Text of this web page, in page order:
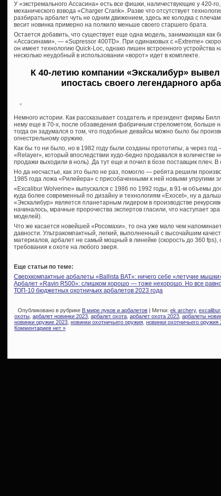
У «экстремального Ассасина» есть все фишки, наличествующие у 420-
механического взвода «Charger Crank». Разве что отсутствует
разбирать арбалет чуть не одним движением, здесь же колодка с
весит новинка примерно на полкило меньше своего старшего брата.
Остается добавить, что существует еще одна модель, занимающая
«Ассасинами», — «Supressor 400TD». При одинаковых с «Extreme»
он имеет технологию Quick-Loc, однако лишен встроенного
несколько неудобный в использовании «ворот» идет в комплекте.
К 40-летию компании «Экскалибур»
ипостась своего легендарного
Немного истории. Как рассказывает создатель и президент фирмы
нему еще в 70-х, после обзаведения фабричным стрелометом, больше
тогда он задумался о том, что подобные девайсы можно было бы
огнестрельному оружию.
Как бы то ни было, но в 1982 году были созданы прототипы, а через
«Relayer», который впоследствии худо-бедно продавался в количестве
продажи выходили в ноль). Да тут еще и почил в бозе поставщик плеч.
Но да несчастье, как это было не раз, помогло — ребята решили
1985 года ложа «Рилейера» с присобаченными к ней новыми упругими
«Excalibur Wolverine» выпускался с 1986 по 1992 годы, в 91-м объемы
куда более современный по дизайну и технологиям «Exocet», ну а
«Экскалибур» является планетарным лидером в производстве
начиналось, мрачные пророчества экспертов гласили, что наступает
моделей).
Что же касается новейшей «Росомахи», то она уже мало чем
давности. Ультракомпактный, легкий, выполненный с высочайшим
материалов, арбалет не самый мощный в линейке (скорость до 360 fps),
требования к охоте на любого зверя.
Еще статьи по теме:
Сверхкомпактные арбалеты «Ballista BAT»: ничего себе «летучие
Арбалет «Ravin R500»: слишком хорошо — тоже нехорошо. Но все
ТОП-10 бюджетных охотничьих арбалетов 2023 года
Опубликовано в рубрике В мире луков и арбалетов | Метки: ek archery, excalibur
охоты арбалет новинки 2023 арбалет охота арбалет охота 2023 арбалеты
новинки оружие 2023 новинки охотничьего оружия новинки охотничьего оружия
Комментариев нет »